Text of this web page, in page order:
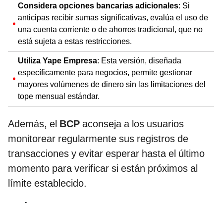
Considera opciones bancarias adicionales: Si
anticipas recibir sumas significativas, evalúa el uso de
una cuenta corriente o de ahorros tradicional, que no
está sujeta a estas restricciones.
Utiliza Yape Empresa: Esta versión, diseñada
específicamente para negocios, permite gestionar
mayores volúmenes de dinero sin las limitaciones del
tope mensual estándar.
Además, el BCP aconseja a los usuarios
monitorear regularmente sus registros de
transacciones y evitar esperar hasta el último
momento para verificar si están próximos al
límite establecido.